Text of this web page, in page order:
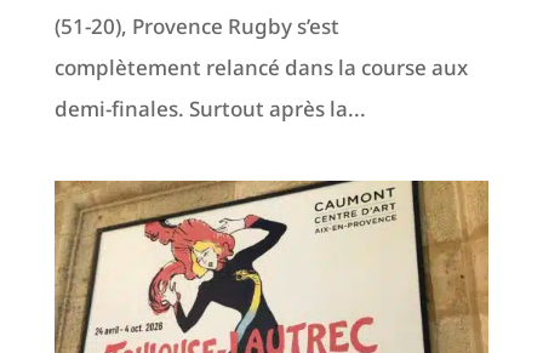
(51-20), Provence Rugby s’est
complètement relancé dans la course aux
demi-finales. Surtout après la...